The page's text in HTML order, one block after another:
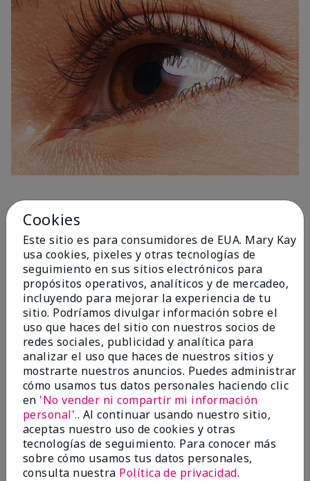
1 Capa
Cookies
Este sitio es para consumidores de EUA. Mary Kay
usa cookies, pixeles y otras tecnologías de
seguimiento en sus sitios electrónicos para
propósitos operativos, analíticos y de mercadeo,
incluyendo para mejorar la experiencia de tu
sitio. Podríamos divulgar información sobre el
uso que haces del sitio con nuestros socios de
redes sociales, publicidad y analítica para
analizar el uso que haces de nuestros sitios y
mostrarte nuestros anuncios. Puedes administrar
cómo usamos tus datos personales haciendo clic
en 'No vender ni compartir mi información
personal'.. Al continuar usando nuestro sitio,
aceptas nuestro uso de cookies y otras
tecnologías de seguimiento. Para conocer más
sobre cómo usamos tus datos personales,
consulta nuestra Política de privacidad.